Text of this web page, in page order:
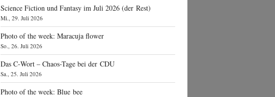
Science Fiction und Fantasy im Juli 2026 (der Rest)
Mi., 29. Juli 2026
Photo of the week: Maracuja flower
So., 26. Juli 2026
Das C‑Wort – Chaos-Tage bei der CDU
Sa., 25. Juli 2026
Photo of the week: Blue bee